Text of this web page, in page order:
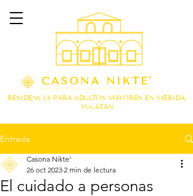
CASONA NIKTE'
RESIDENCIA PARA ADULTOS MAYORES EN MÉRIDA,
YUCATÁN
Entrada
El cuidado a personas
Casona Nikte'
26 oct 2023 2 min de lectura